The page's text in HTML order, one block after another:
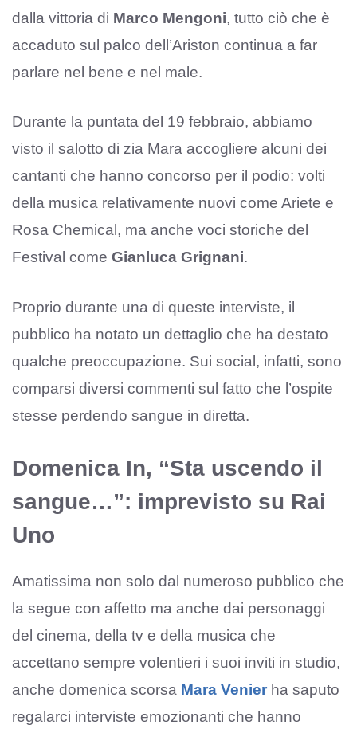
dalla vittoria di Marco Mengoni, tutto ciò che è
accaduto sul palco dell’Ariston continua a far
parlare nel bene e nel male.
Durante la puntata del 19 febbraio, abbiamo
visto il salotto di zia Mara accogliere alcuni dei
cantanti che hanno concorso per il podio: volti
della musica relativamente nuovi come Ariete e
Rosa Chemical, ma anche voci storiche del
Festival come Gianluca Grignani.
Proprio durante una di queste interviste, il
pubblico ha notato un dettaglio che ha destato
qualche preoccupazione. Sui social, infatti, sono
comparsi diversi commenti sul fatto che l’ospite
stesse perdendo sangue in diretta.
Domenica In, “Sta uscendo il
sangue…”: imprevisto su Rai
Uno
Amatissima non solo dal numeroso pubblico che
la segue con affetto ma anche dai personaggi
del cinema, della tv e della musica che
accettano sempre volentieri i suoi inviti in studio,
anche domenica scorsa Mara Venier ha saputo
regalarci interviste emozionanti che hanno